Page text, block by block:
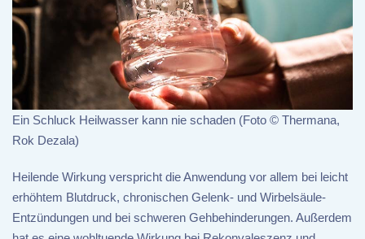
Ein Schluck Heilwasser kann nie schaden (Foto © Thermana,
Rok Dezala)
Heilende Wirkung verspricht die Anwendung vor allem bei leicht
erhöhtem Blutdruck, chronischen Gelenk- und Wirbelsäule-
Entzündungen und bei schweren Gehbehinderungen. Außerdem